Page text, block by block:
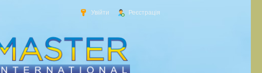
Увійти Реєстрація